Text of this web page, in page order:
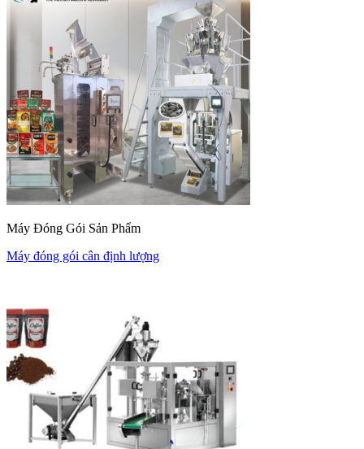
Máy Đóng Gói Sản Phẩm
Máy đóng gói cân định lượng